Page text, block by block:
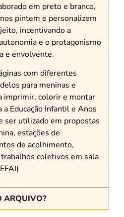
em preto e branco,
pintem e personalizem
incentivando a
e o protagonismo
e envolvente.
com diferentes
para meninas e
imprimir, colorir e montar
Educação Infantil e Anos
ser utilizado em propostas
estações de
de acolhimento,
coletivos em sala
ARQUIVO?